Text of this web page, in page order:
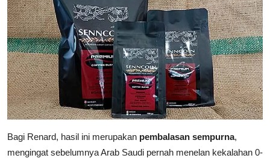
Bagi Renard, hasil ini merupakan pembalasan sempurna,
mengingat sebelumnya Arab Saudi pernah menelan kekalahan 0-